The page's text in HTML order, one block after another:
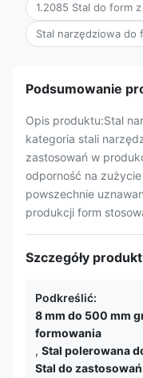
1.2085 Stal do form
Stal narzędziowa do
Podsumowanie
Opis produktu:Stal
kategoria stali
zastosowań w
odporność na
powszechnie
produkcji form
Szczegóły
Podkreślić:
8 mm do 500 mm
formowania
, Stal polerowana
Stal do